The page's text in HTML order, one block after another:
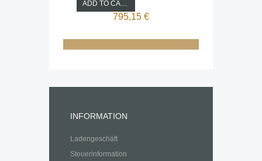
795,15 €
INFORMATION
Ladengeschäft
Steuerinformation